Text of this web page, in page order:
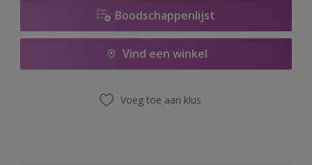
Boodschappenlijst
Vind een winkel
Voeg toe aan klus